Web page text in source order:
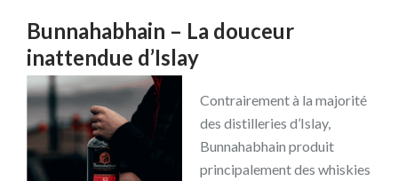
Bunnahabhain – La douceur
inattendue d’Islay
Contrairement à la majorité
des distilleries d’Islay,
Bunnahabhain produit
principalement des whiskies